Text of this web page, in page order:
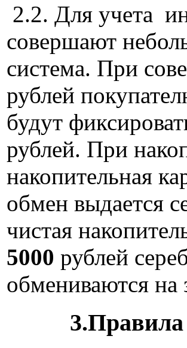
2.2. Для учета
совершают
система. При
рублей
будут
рублей. При
накопительная
обмен выдается
чистая
5000 рублей
обмениваются на
3.Правила